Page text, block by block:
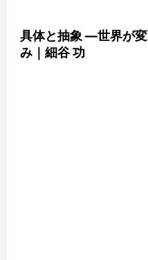
具体と抽象 ―世界が
み｜細谷 功